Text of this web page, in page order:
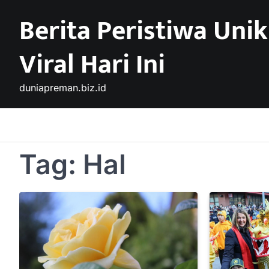
contentBerita Peristiwa
Viral Hari Ini
duniapreman.biz.id
Tag: Hal